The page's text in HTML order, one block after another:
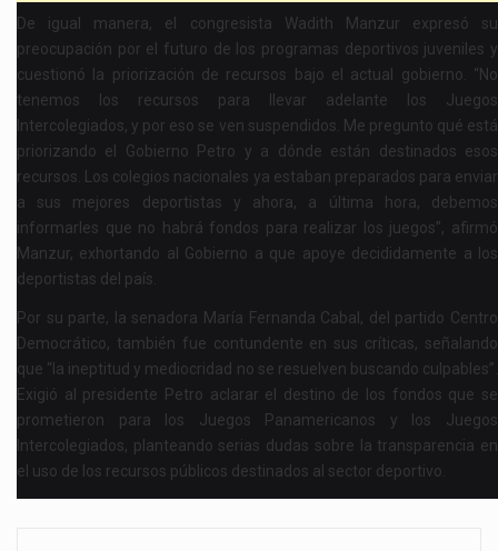
De igual manera, el congresista Wadith Manzur expresó su
preocupación por el futuro de los programas deportivos juveniles y
cuestionó la priorización de recursos bajo el actual gobierno. “No
tenemos los recursos para llevar adelante los Juegos
Intercolegiados, y por eso se ven suspendidos. Me pregunto qué está
priorizando el Gobierno Petro y a dónde están destinados esos
recursos. Los colegios nacionales ya estaban preparados para enviar
a sus mejores deportistas y ahora, a última hora, debemos
informarles que no habrá fondos para realizar los juegos”, afirmó
Manzur, exhortando al Gobierno a que apoye decididamente a los
deportistas del país.
Por su parte, la senadora María Fernanda Cabal, del partido Centro
Democrático, también fue contundente en sus críticas, señalando
que “la ineptitud y mediocridad no se resuelven buscando culpables”.
Exigió al presidente Petro aclarar el destino de los fondos que se
prometieron para los Juegos Panamericanos y los Juegos
Intercolegiados, planteando serias dudas sobre la transparencia en
el uso de los recursos públicos destinados al sector deportivo.